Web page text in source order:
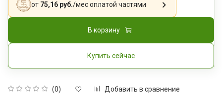
(0) Добавить в сравнение
от 75,16 руб./месоплатой частями
В корзину
Купить сейчас